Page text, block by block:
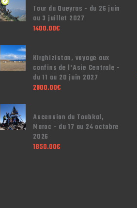
Tour du Queyras - du 26 juin
au 3 juillet 2027
1400.00€
Kirghizistan, voyage aux
confins de l'Asie Centrale -
du 11 au 20 juin 2027
2900.00€
Ascension du Toubkal,
Maroc - du 17 au 24 octobre
2026
1850.00€